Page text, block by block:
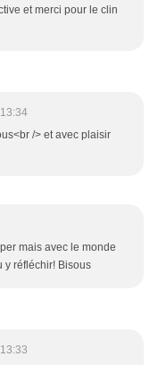
et merci pour le clin
/> et avec plaisir
mais avec le monde
y réfléchir! Bisous